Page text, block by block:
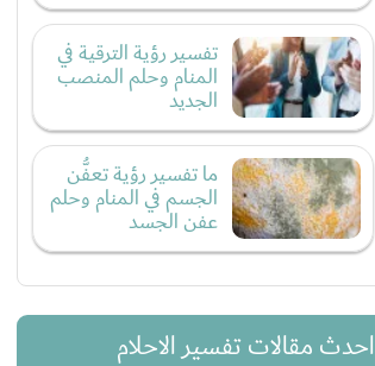
تفسير رؤية الترقية في
المنام وحلم المنصب
الجديد
ما تفسير رؤية تعفُّن
الجسم في المنام وحلم
عفن الجسد
احدث مقالات تفسير الاحلام